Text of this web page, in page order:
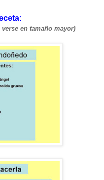
en tamaño mayor)